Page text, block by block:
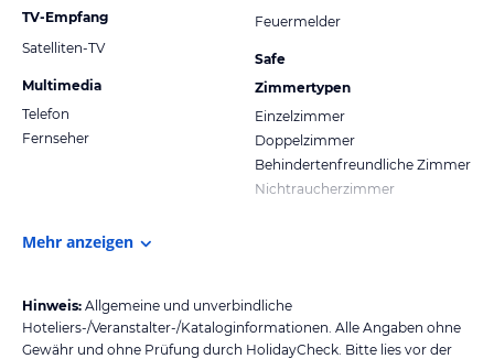
TV-Empfang
Satelliten-TV
Multimedia
Telefon
Fernseher
Feuermelder
Safe
Zimmertypen
Einzelzimmer
Doppelzimmer
Behindertenfreundliche Zimmer
Nichtraucherzimmer
Mehr anzeigen
Hinweis: Allgemeine und unverbindliche
Hoteliers-/Veranstalter-/Kataloginformationen. Alle Angaben ohne
Gewähr und ohne Prüfung durch HolidayCheck. Bitte lies vor der